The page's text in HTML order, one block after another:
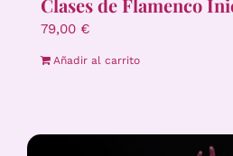
Clases de Flamenco
79,00 €
Añadir al carrito